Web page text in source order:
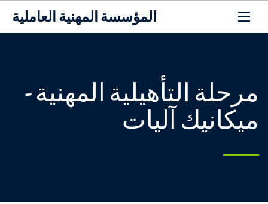
المؤسسة المهنية العاملية
مرحلة التأهيلية المهنية -
ميكانيك آليات